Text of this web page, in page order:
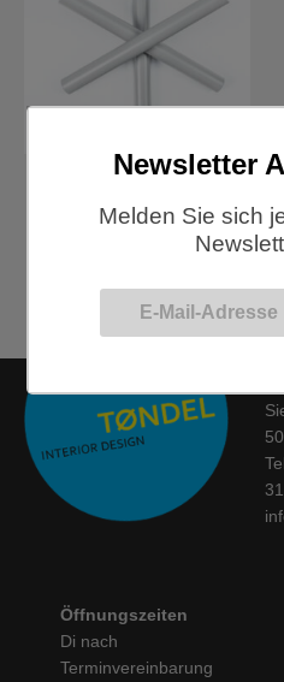
31
Öffnungszeiten
Di nach
Terminvereinbarung
Newsletter
Melden Sie sich